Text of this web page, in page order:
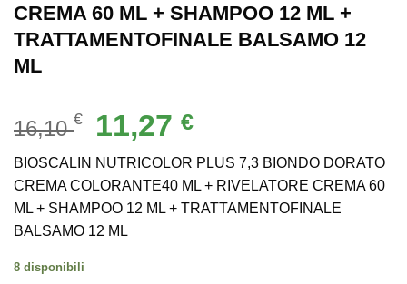
CREMA 60 ML + SHAMPOO 12 ML +
TRATTAMENTOFINALE BALSAMO 12
ML
16,10€
Il
prezzo
originale
era:
16,10 €.
11,27€Il
attuale
è:
11,27 €.
BIOSCALIN NUTRICOLOR PLUS 7,3 BIONDO DORATO
CREMA COLORANTE40 ML + RIVELATORE CREMA 60
ML + SHAMPOO 12 ML + TRATTAMENTOFINALE
BALSAMO 12 ML
8 disponibili